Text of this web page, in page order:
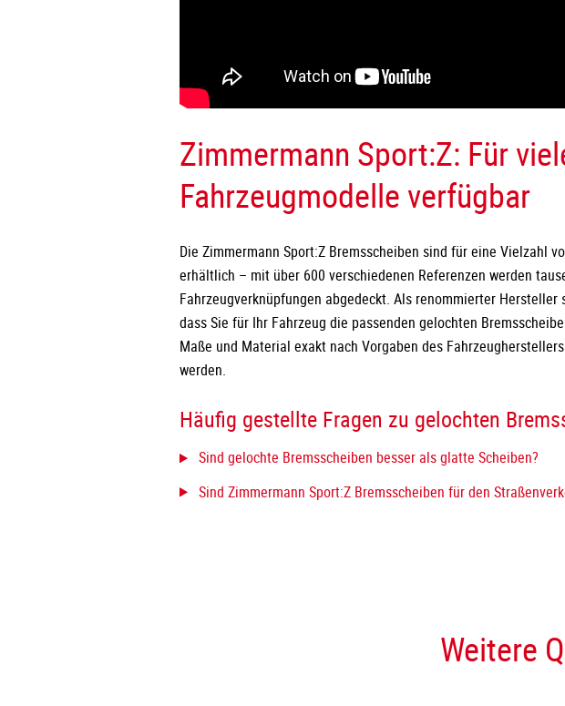
Zimmermann Sport:Z: Für
Fahrzeugmodelle verfügbar
Die Zimmermann Sport:Z Bremsscheiben sind für eine Vielzahl
erhältlich – mit über 600 verschiedenen Referenzen werden
Fahrzeugverknüpfungen abgedeckt. Als renommierter Hersteller
dass Sie für Ihr Fahrzeug die passenden gelochten
Maße und Material exakt nach Vorgaben des
werden.
Häufig gestellte Fragen zu gelochten
Sind gelochte Bremsscheiben besser als glatte Scheiben?
Sind Zimmermann Sport:Z Bremsscheiben für den
Weitere